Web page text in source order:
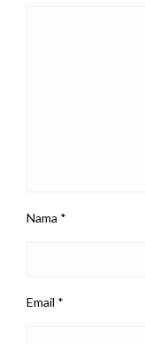
Nama *
Email *